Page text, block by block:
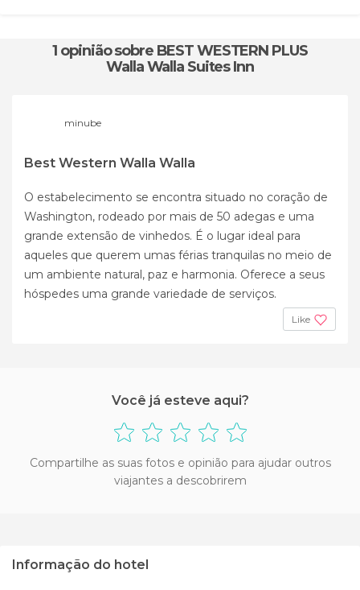
1 opiniãosobre BEST WESTERN PLUS
Walla Walla Suites Inn
minube
Best Western Walla Walla
O estabelecimento se encontra situado no coração de
Washington, rodeado por mais de 50 adegas e uma
grande extensão de vinhedos. É o lugar ideal para
aqueles que querem umas férias tranquilas no meio de
um ambiente natural, paz e harmonia. Oferece a seus
hóspedes uma grande variedade de serviços.
Like
Você já esteve aqui?
Compartilhe as suas fotos e opinião para ajudar outros
viajantes a descobrirem
Informação do hotel